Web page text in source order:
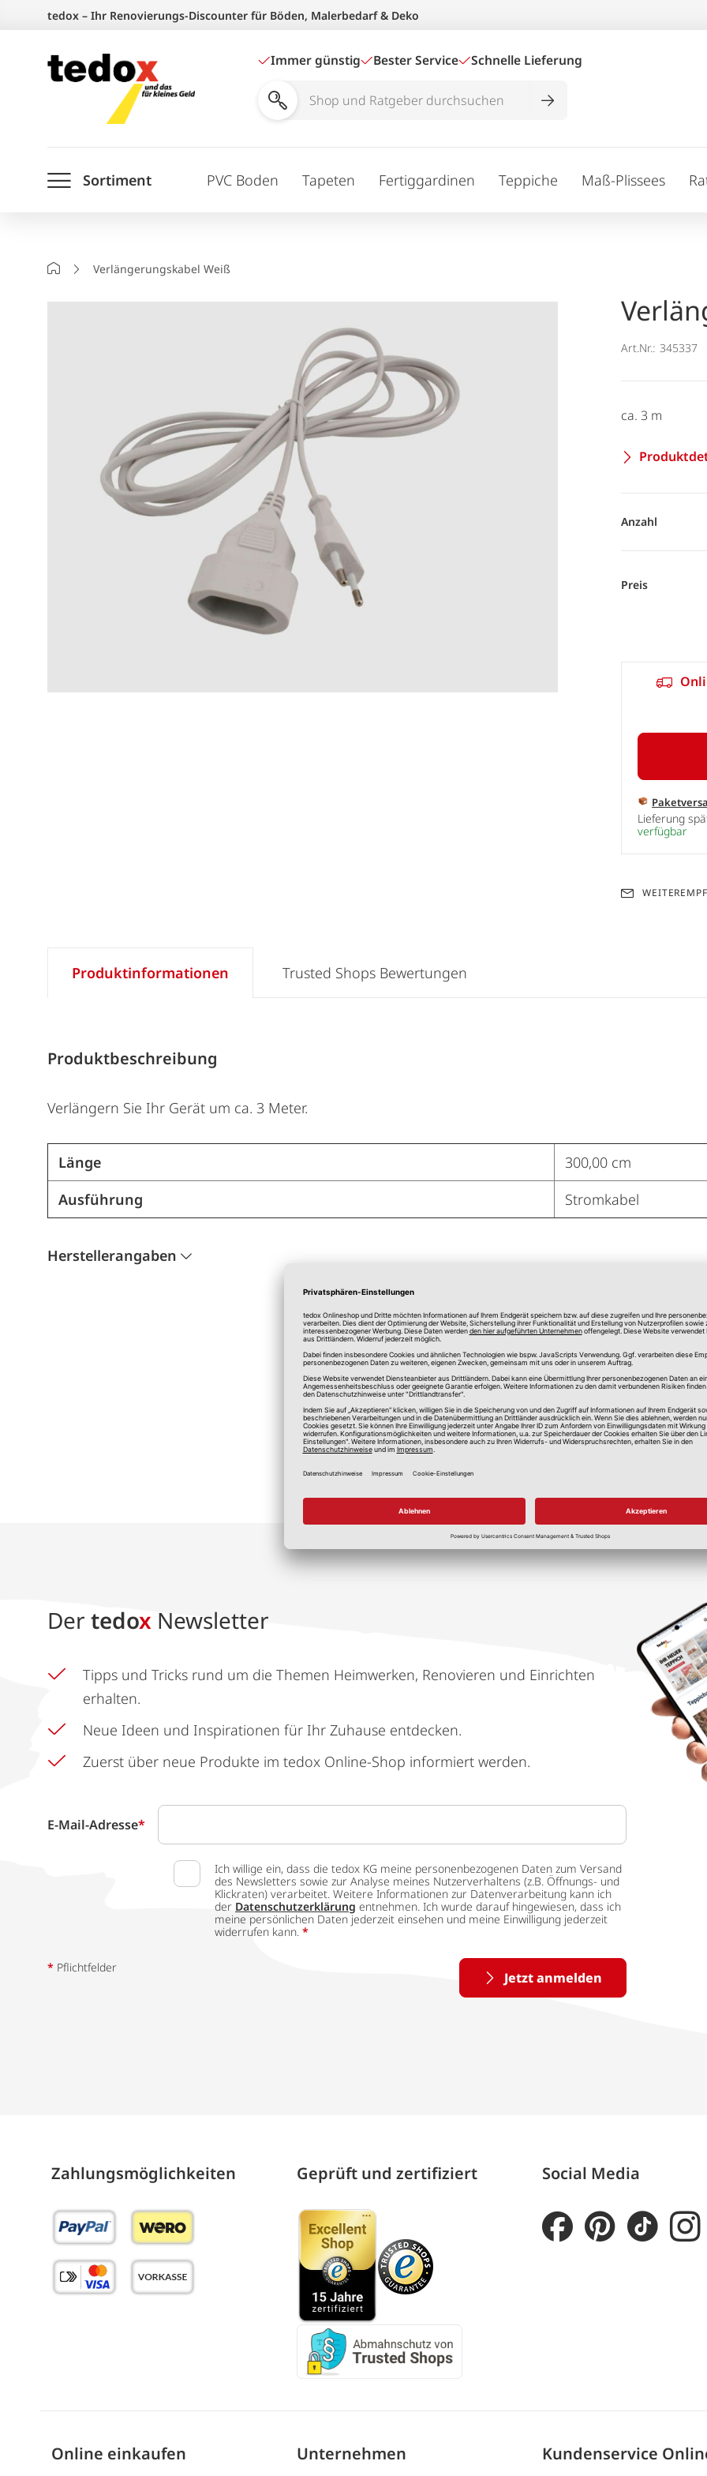
springen
tedox – Ihr Renovierungs-Discounter für Böden, Malerbedarf & Deko
Immer günstig Bester Service Schnelle Lieferung
Shop
durchsuchen
Sortiment PVC Boden Tapeten Fertiggardinen Teppiche Maß-Plissees
StartseiteVerlängerungskabel Weiß
Art.Nr.: 345337
ca. 3 m
Anzahl
Preis
Lieferung
verfügbar
Produktinformationen
Produktbeschreibung
Verlängern Sie Ihr Gerät um ca. 3 Meter.
Länge
300,00 cm
Ausführung
Stromkabel
Herstellerangaben
Trusted Shops Bewertungen
Der tedox Newsletter
Tipps und Tricks rund um die Themen Heimwerken, Renovieren und Einrichten
erhalten.
Neue Ideen und Inspirationen für Ihr Zuhause entdecken.
Zuerst über neue Produkte im tedox Online-Shop informiert werden.
E-Mail-Adresse*
Ich willige ein, dass die tedox KG meine personenbezogenen Daten zum Versand
des Newsletters sowie zur Analyse meines Nutzerverhaltens (z.B. Öffnungs- und
Klickraten) verarbeitet. Weitere Informationen zur Datenverarbeitung kann ich
der Datenschutzerklärung entnehmen. Ich wurde darauf hingewiesen, dass ich
meine persönlichen Daten jederzeit einsehen und meine Einwilligung jederzeit
widerrufen kann. *
Jetzt anmelden
* Pflichtfelder
Zahlungs­möglich­keiten Geprüft und zertifiziert Social Media
Online einkaufen Unternehmen Kundenservice